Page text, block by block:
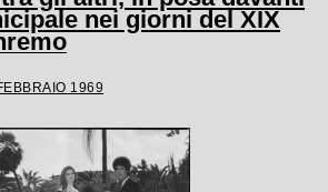
nei giorni del XIX
1969